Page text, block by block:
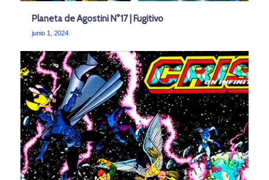
Planeta de Agostini N°17 | Fugitivo
junio 1, 2024